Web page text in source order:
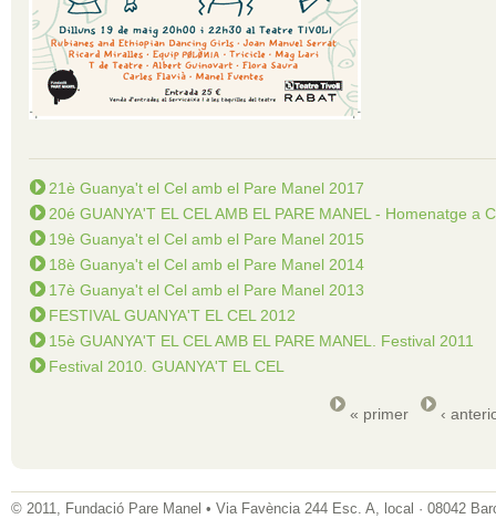
21è Guanya't el Cel amb el Pare Manel 2017
20é GUANYA'T EL CEL AMB EL PARE MANEL - Homenatge a
19è Guanya't el Cel amb el Pare Manel 2015
18è Guanya't el Cel amb el Pare Manel 2014
17è Guanya't el Cel amb el Pare Manel 2013
FESTIVAL GUANYA'T EL CEL 2012
15è GUANYA'T EL CEL AMB EL PARE MANEL. Festival 2011
Festival 2010. GUANYA'T EL CEL
« primer ‹
© 2011, Fundació Pare Manel • Via Favència 244 Esc. A, local · 08042